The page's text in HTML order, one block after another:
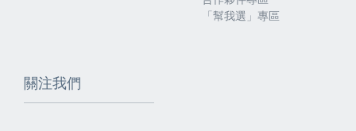
「幫我選」專區
關注我們